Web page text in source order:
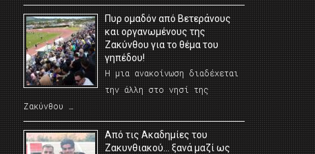
Πυρ ομαδόν από Βετεράνους
και οργανωμένους της
Ζακύνθου για το θέμα του
γηπέδου!
Η μια ανακοίνωση διαδέχεται
την άλλη στο νησί της
Ζακύνθου …
Από τις Ακαδημίες του
Ζακυνθιακού… ξανά μαζί ως